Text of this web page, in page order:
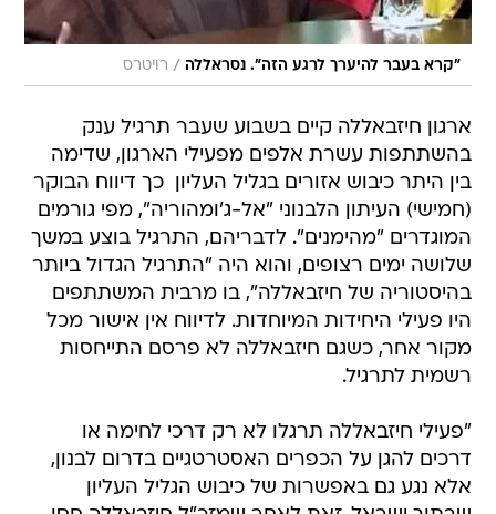
"קרא בעבר להיערך לרגע הזה". נסראללה / רויטרס
ארגון חיזבאללה קיים בשבוע שעבר תרגיל ענק
בהשתתפות עשרת אלפים מפעילי הארגון, שדימה
בין היתר כיבוש אזורים בגליל העליון  כך דיווח הבוקר
(חמישי) העיתון הלבנוני "אל-ג'ומהוריה", מפי גורמים
המוגדרים "מהימנים". לדבריהם, התרגיל בוצע במשך
שלושה ימים רצופים, והוא היה "התרגיל הגדול ביותר
בהיסטוריה של חיזבאללה", בו מרבית המשתתפים
היו פעילי היחידות המיוחדות. לדיווח אין אישור מכל
מקור אחר, כשגם חיזבאללה לא פרסם התייחסות
רשמית לתרגיל.
"פעילי חיזבאללה תרגלו לא רק דרכי לחימה או
דרכים להגן על הכפרים האסטרטגיים בדרום לבנון,
אלא נגע גם באפשרות של כיבוש הגליל העליון